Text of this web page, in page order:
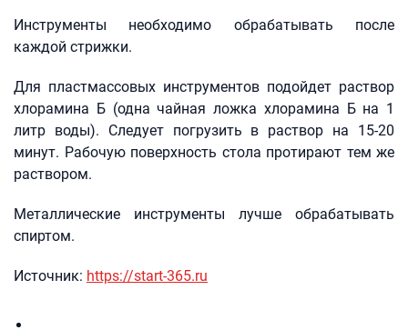
Инструменты необходимо обрабатывать после
каждой стрижки.
Для пластмассовых инструментов подойдет раствор
хлорамина Б (одна чайная ложка хлорамина Б на 1
литр воды). Следует погрузить в раствор на 15-20
минут. Рабочую поверхность стола протирают тем же
раствором.
Металлические инструменты лучше обрабатывать
спиртом.
Источник: https://start-365.ru